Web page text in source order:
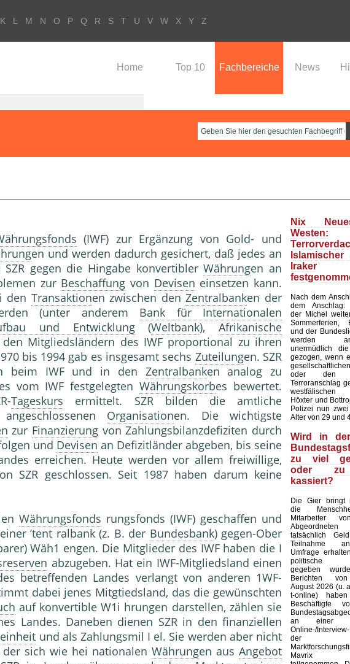
K L M N O P Q R S T U V W X Y Z
Home Top 10 Fachbereiche News
(IWF) zur Ergänzung von Gold- und
en und werden dadurch gesichert, daß jedes an
SZR gegen die Hingabe konvertiblerWährungen an
zur Beschaffung von Devisen einsetzen kann.
den Transaktionen zwischen denZentralbanken der
(unter anderem Bank für Internationalen
und Entwicklung(Weltbank),Afrikanische
den Mitgliedsländern des IWF proportional zu ihren
bis 1994 gab es insgesamt sechs Zuteilungen. SZR
beim IWF und in den Zentralbanken analog zu
vom IWF festgelegtenWährungskorbes bewertet.
Tageskurs ermittelt. SZR bilden die amtliche
Organisationen. Die wichtigste
zur Finanzierung von Zahlungsbilanzdefiziten durch
und Devisen an Defizitländer abgeben, bis seine
erreichen. Heute werden vor allem freiwillige,
SZR geschlossen. Seit 1987 haben darum keine
Währungsfonds rungsfonds (IWF) geschaffen und
einer ’tent ralbank (z. B. der Bundesbank) gegen-Ober
Wäh1 engen. Die Mitglieder des IWF haben die I
abzugeben. Hat ein IWF-Mitgliedsland einen
betreffenden Landes verlangt von anderen 1WF-
dabei jenes Mitgtiedsland, das die gewünschten
auf konvertible W1i hrungen darstellen, zählen sie
Landes. Daneben dienen SZR in den finanziellen
und als Zahlungsmil I el. Sie werden aber nicht
der sich wie hei nationalenWährungen ausAngebot
Nix
Westen:
Iraker
Nach dem
dem Anschlag:
der Michel
Sommerferien,
und der
werden
unermüdlich
gezogen, wenn
oder den
Terroranschlag
westfälischen
Höxter und
Polizei nun
Alter von 29 und
Wird in
zu viel
oder
kassiert?
Die Gier bringt
die
Mitarbeiter
tatsächlich
Teilnahme
Umfrage
politische
gegeben
Berichten
August 2026 (u.
t-online)
Beschäftigte
an einer
Online-/
der
Mavrix